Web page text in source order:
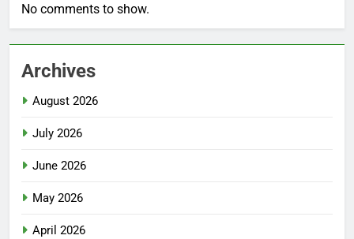
No comments to show.
Archives
August 2026
July 2026
June 2026
May 2026
April 2026